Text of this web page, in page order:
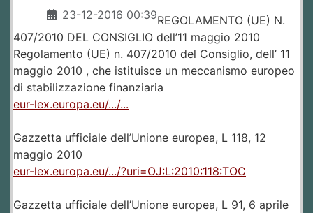
23-12-2016 00:39REGOLAMENTO (UE) N.
407/2010 DEL CONSIGLIO dell’11 maggio 2010
Regolamento (UE) n. 407/2010 del Consiglio, dell’ 11
maggio 2010 , che istituisce un meccanismo europeo
di stabilizzazione finanziaria
eur-lex.europa.eu/.../...
Gazzetta ufficiale dell’Unione europea, L 118, 12
maggio 2010
eur-lex.europa.eu/.../?uri=OJ:L:2010:118:TOC
Gazzetta ufficiale dell’Unione europea, L 91, 6 aprile